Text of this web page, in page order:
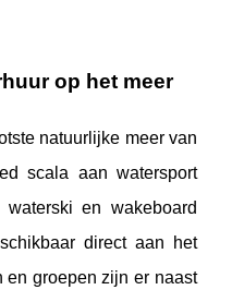
op het meer
natuurlijke meer van
scala aan watersport
waterski en wakeboard
direct aan het
en groepen zijn er naast